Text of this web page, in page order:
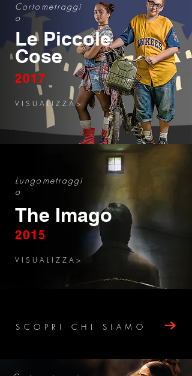
Cortometraggi
o
Le Piccole
Cose
2017
V I S U A L I Z Z A >
Lungometraggi
o
The Imago
2015
V I S U A L I Z Z A >
SCOPRI CHI SIAMO